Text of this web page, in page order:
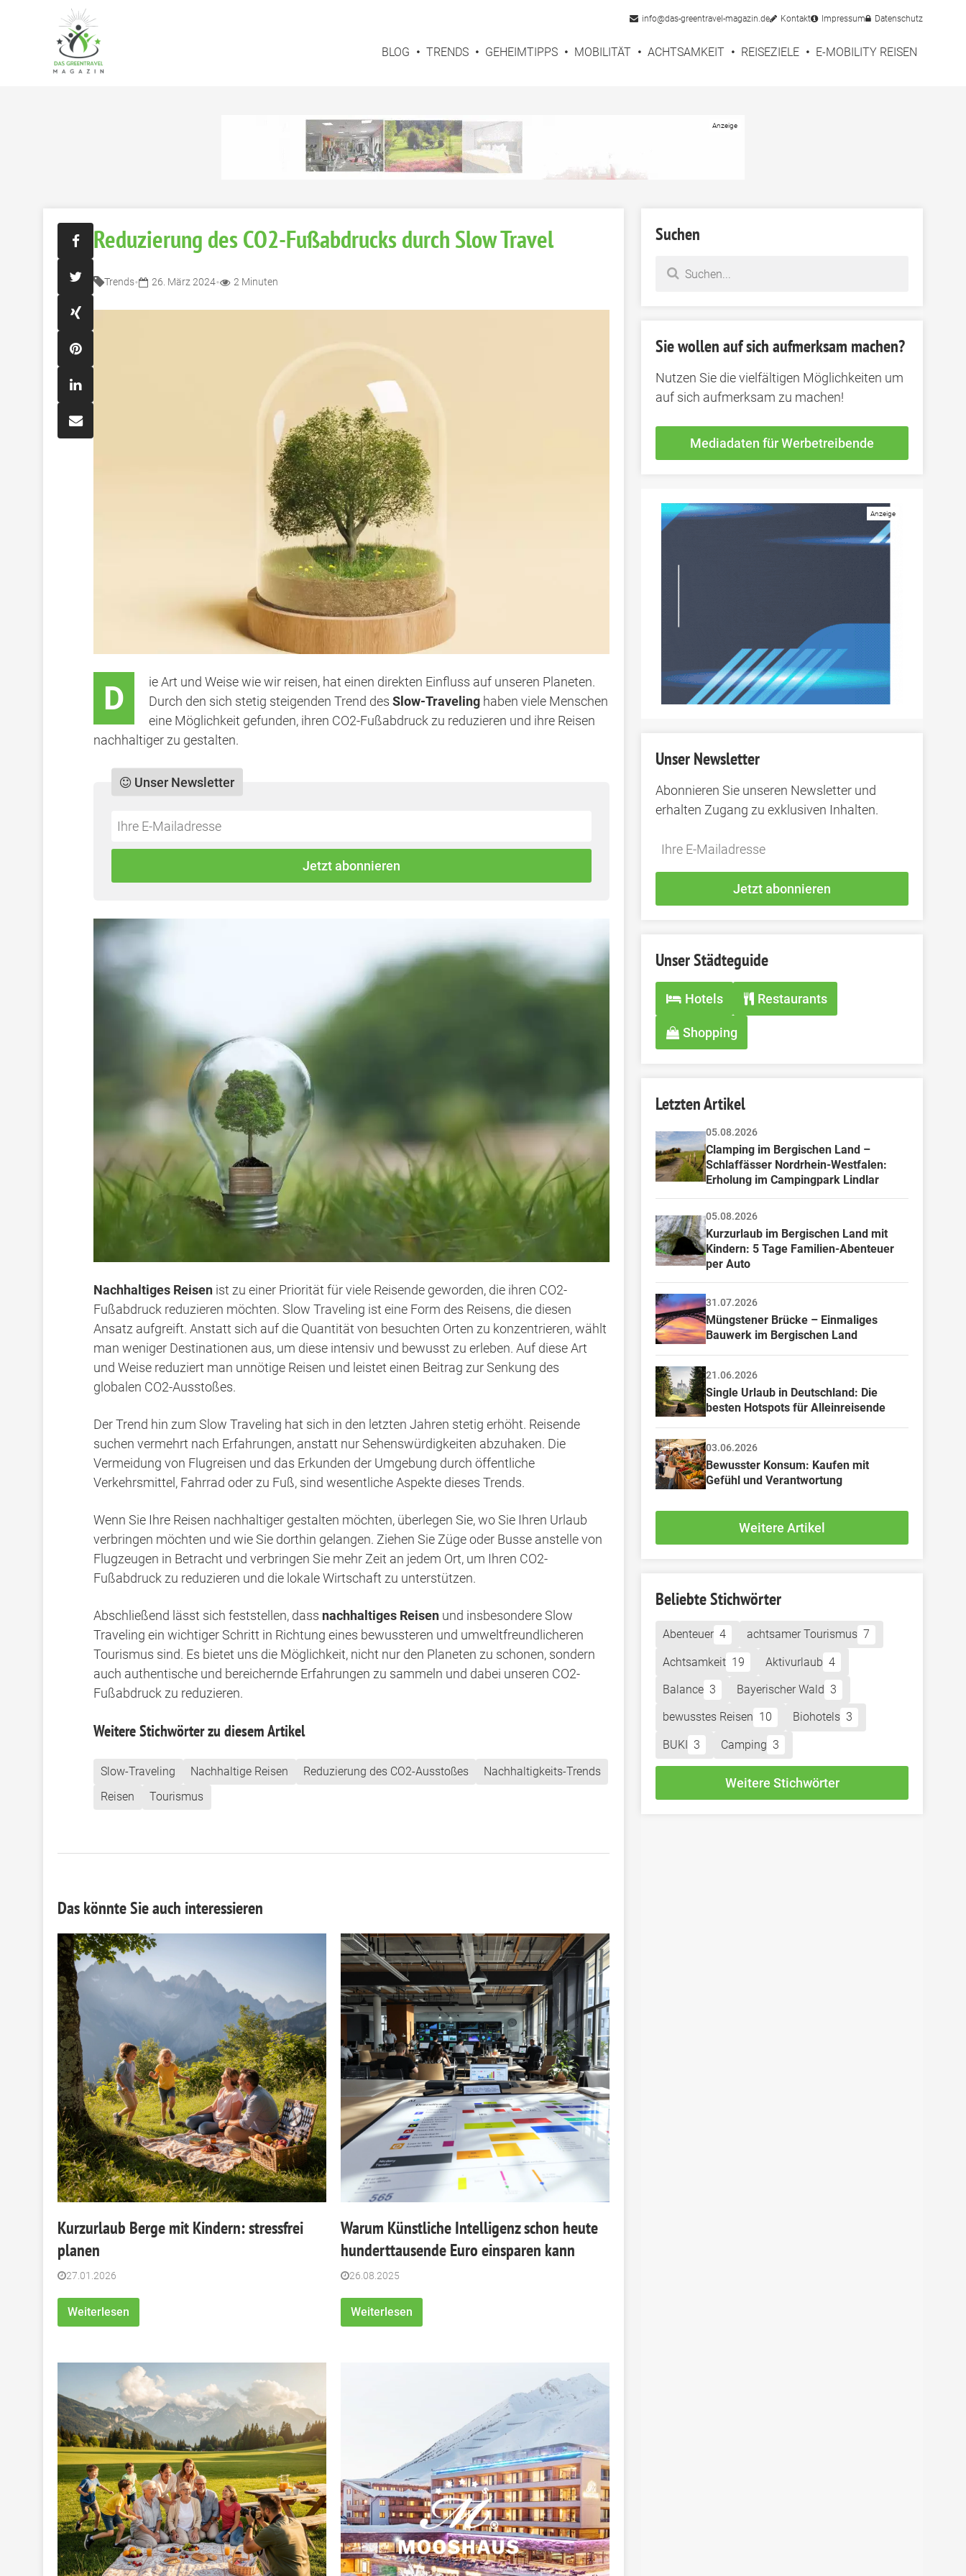
info@das-greentravel-magazin.de Kontakt Impressum Datenschutz
BLOG TRENDS GEHEIMTIPPS MOBILITÄT ACHTSAMKEIT REISEZIELE E-MOBILITY REISEN
Reduzierung des CO2-Fußabdrucks durch Slow Travel
Trends• 26. März 2024• 2 Minuten
D
ie Art und Weise wie wir reisen, hat einen direkten Einfluss auf unseren Planeten.
Durch den sich stetig steigenden Trend des Slow-Travelinghaben viele Menschen
eine Möglichkeit gefunden, ihren CO2-Fußabdruck zu reduzieren und ihre Reisen
nachhaltiger zu gestalten.
Do
this
Unser Newsletter
*Ihre
Jetzt abonnieren
Nachhaltiges Reisen ist zu einer Priorität für viele Reisende geworden, die ihren CO2-
Fußabdruck reduzieren möchten. Slow Traveling ist eine Form des Reisens, die diesen
Ansatz aufgreift. Anstatt sich auf die Quantität von besuchten Orten zu konzentrieren, wählt
man weniger Destinationen aus, um diese intensiv und bewusst zu erleben. Auf diese Art
und Weise reduziert man unnötige Reisen und leistet einen Beitrag zur Senkung des
globalen CO2-Ausstoßes.
Der Trend hin zum Slow Traveling hat sich in den letzten Jahren stetig erhöht. Reisende
suchen vermehrt nach Erfahrungen, anstatt nur Sehenswürdigkeiten abzuhaken. Die
Vermeidung von Flugreisen und das Erkunden der Umgebung durch öffentliche
Verkehrsmittel, Fahrrad oder zu Fuß, sind wesentliche Aspekte dieses Trends.
Wenn Sie Ihre Reisen nachhaltiger gestalten möchten, überlegen Sie, wo Sie Ihren Urlaub
verbringen möchten und wie Sie dorthin gelangen. Ziehen Sie Züge oder Busse anstelle von
Flugzeugen in Betracht und verbringen Sie mehr Zeit an jedem Ort, um Ihren CO2-
Fußabdruck zu reduzieren und die lokale Wirtschaft zu unterstützen.
Abschließend lässt sich feststellen, dass nachhaltiges Reisen und insbesondere Slow
Traveling ein wichtiger Schritt in Richtung eines bewussteren und umweltfreundlicheren
Tourismus sind. Es bietet uns die Möglichkeit, nicht nur den Planeten zu schonen, sondern
auch authentische und bereichernde Erfahrungen zu sammeln und dabei unseren CO2-
Fußabdruck zu reduzieren.
Weitere Stichwörter zu diesem Artikel
Slow-Traveling Nachhaltige Reisen Reduzierung des CO2-Ausstoßes
Nachhaltigkeits-Trends
Reisen
Tourismus
Das könnte Sie auch interessieren
Kurzurlaub Berge mit Kindern: stressfrei
planen
27.01.2026
Weiterlesen
Warum Künstliche Intelligenz schon heute
hunderttausende Euro einsparen kann
26.08.2025
Weiterlesen
Suchen
Sie wollen auf sich aufmerksam machen?
Nutzen Sie die vielfältigen Möglichkeiten um
auf sich aufmerksam zu machen!
Mediadaten für Werbetreibende
Unser Newsletter
Abonnieren Sie unseren Newsletter und
erhalten Zugang zu exklusiven Inhalten.
Do
this
*Ihre
Jetzt abonnieren
Unser Städteguide
Hotels Restaurants
Shopping
Letzten Artikel
05.08.2026
Clamping im Bergischen Land –
Schlaffässer Nordrhein-Westfalen:
Erholung im Campingpark Lindlar
05.08.2026
Kurzurlaub im Bergischen Land mit
Kindern: 5 Tage Familien-Abenteuer
per Auto
31.07.2026
Müngstener Brücke – Einmaliges
Bauwerk im Bergischen Land
21.06.2026
Single Urlaub in Deutschland: Die
besten Hotspots für Alleinreisende
03.06.2026
Bewusster Konsum: Kaufen mit
Gefühl und Verantwortung
Weitere Artikel
Beliebte Stichwörter
Abenteuer 4 achtsamer Tourismus 7
Achtsamkeit 19 Aktivurlaub 4
Balance 3 Bayerischer Wald 3
bewusstes Reisen 10 Biohotels 3
BUKI 3 Camping 3
Weitere Stichwörter